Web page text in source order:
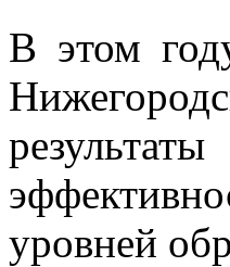
В этом
уровней